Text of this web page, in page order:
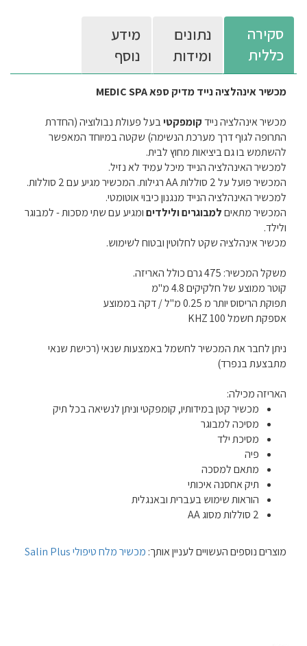
סקירה
כללית
נתונים
ומידות
מידע
נוסף
מכשיר אינהלציה נייד מדיק ספא MEDIC SPA
מכשיר אינהלציה ניידקומפקטיבעל פעולת נבולוציה (החדרת
התרופה לגוף דרך מערכת הנשימה) שקטה במיוחד המאפשר
להשתמש בו גם ביציאות מחוץ לבית.
למכשיר האינהלציה הנייד מיכל עמיד לא נזיל.
המכשיר פועל על 2 סוללות AA רגילות. המכשיר מגיע עם 2 סוללות.
למכשיר האינהלציה הנייד מנגנון כיבוי אוטומטי.
המכשיר מתאיםלמבוגרים ולילדיםומגיע עם שתי מסכות - למבוגר
ולילד.
מכשיר אינהלציה שקט לחלוטין ובטוח לשימוש.
משקל המכשיר: 475 גרם כולל האריזה.
קוטר ממוצע של חלקיקים 4.8 מ"מ
תפוקת הריסוס יותר מ 0.25 מ"ל / דקה בממוצע
אספקת חשמל KHZ 100
ניתן לחבר את המכשיר לחשמל באמצעות שנאי (רכישת שנאי
מתבצעת בנפרד)
האריזה מכילה:
מכשיר קטן במידותיו, קומפקטי וניתן לנשיאה בכל תיק
מסיכה למבוגר
מסיכת ילד
פיה
מתאם למסכה
תיק אחסנה איכותי
הוראות שימוש בעברית ובאנגלית
2 סוללות מסוג AA
מוצרים נוספים העשויים לעניין אותך: מכשיר מלח טיפולי Salin Plus